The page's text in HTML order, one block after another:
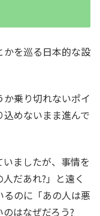
を巡る日本的な設
乗り切れないポイ
めないまま進んで
ましたが、事情を
だあれ?」と遠く
のに「あの人は悪
のはなぜだろう?